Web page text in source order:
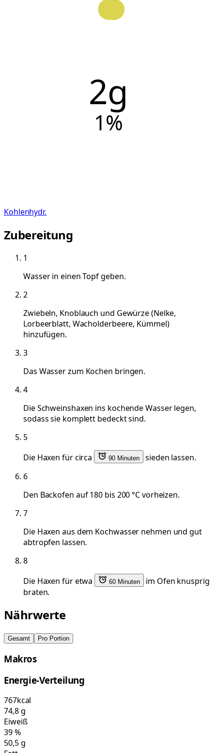
2g
1%
Kohlenhydr.
Zubereitung
1
Wasser in einen Topf geben.
2
Zwiebeln, Knoblauch und Gewürze (Nelke,
Lorbeerblatt, Wacholderbeere, Kümmel)
hinzufügen.
3
Das Wasser zum Kochen bringen.
4
Die Schweinshaxen ins kochende Wasser legen,
sodass sie komplett bedeckt sind.
5
Die Haxen für circa
90 Minuten
sieden lassen.
6
Den Backofen auf 180 bis 200 °C vorheizen.
7
Die Haxen aus dem Kochwasser nehmen und gut
abtropfen lassen.
8
Die Haxen für etwa
60 Minuten
im Ofen knusprig
braten.
Nährwerte
Gesamt Pro Portion
Makros
Energie-Verteilung
767kcal
74,8g
Eiweiß
39%
50,5g